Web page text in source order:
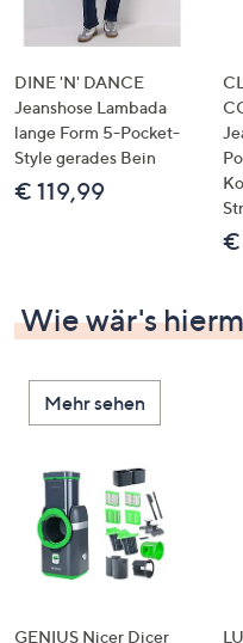
DINE 'N' DANCE
Jeanshose Lambada
lange Form 5-Pocket-
Style gerades Bein
€ 119,99
€
Wie wär's
Mehr sehen
GENIUS Nicer Dicer